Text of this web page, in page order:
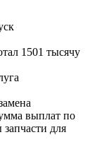
1501 тысячу
выплат по
для